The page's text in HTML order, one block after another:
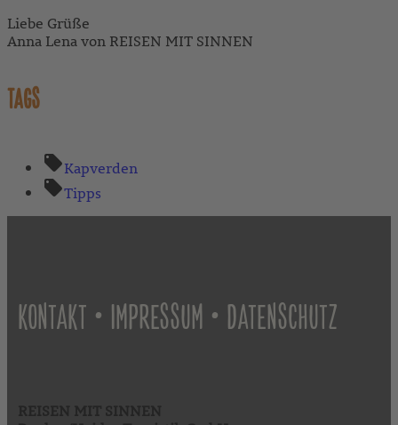
Liebe Grüße
Anna Lena von REISEN MIT SINNEN
TAGS
Kapverden
Tipps
KONTAKT • IMPRESSUM • DATENSCHUTZ